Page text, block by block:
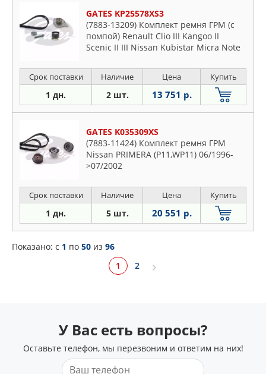
GATES KP25578XS3
(7883-13209) Комплект ремня ГРМ (с
помпой) Renault Clio III Kangoo II
Scenic II III Nissan Kubistar Micra Note
Срок поставки Наличие Цена Купить
1 дн. 2 шт. 13 751 р.
GATES K035309XS
(7883-11424) Комплект ремня ГРМ
Nissan PRIMERA (P11,WP11) 06/1996-
>07/2002
Срок поставки Наличие Цена Купить
1 дн. 5 шт. 20 551 р.
Показано: c 1 по 50 из 96
1
2
У Вас есть вопросы?
Оставьте телефон, мы перезвоним и ответим на них!